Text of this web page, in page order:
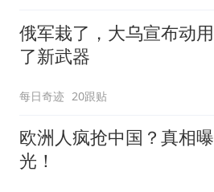
俄军栽了，大乌宣布动用
了新武器
每日奇迹 20跟贴
欧洲人疯抢中国？真相曝
光！